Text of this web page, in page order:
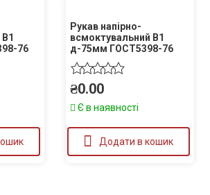
76
Рукав напірно-
всмоктувальний В1
д-75мм ГОСТ5398-76
₴0.00
Є в наявності
Додати в кошик